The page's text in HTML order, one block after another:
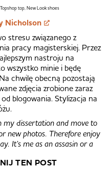
top, New Look shoes
Nicholson
stresu związanego z
pracy magisterskiej. Przez
nastroju na
wszystko minie i będę
chwilę obecną pozostają
zdjęcia zrobione zaraz
blogowania. Stylizacja na
my dissertation and move to
new photos. Therefore enjoy
It’s me as an assasin or a
TEN POST